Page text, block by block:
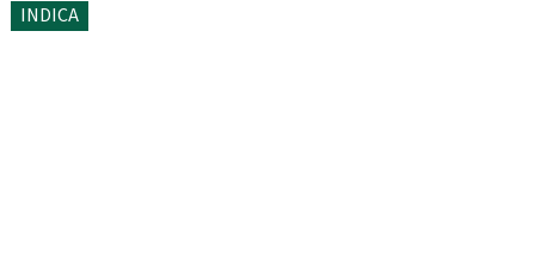
INDICA